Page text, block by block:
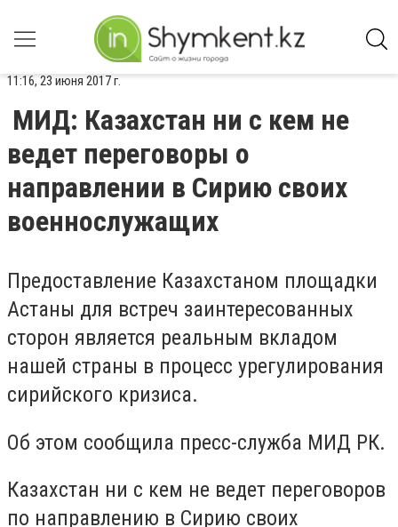
11:16, 23 июня 2017 г.
МИД: Казахстан ни с кем не
ведет переговоры о
направлении в Сирию своих
военнослужащих
Предоставление Казахстаном площадки
Астаны для встреч заинтересованных
сторон является реальным вкладом
нашей страны в процесс урегулирования
сирийского кризиса.
Об этом сообщила пресс-служба МИД РК.
Казахстан ни с кем не ведет переговоров
по направлению в Сирию своих